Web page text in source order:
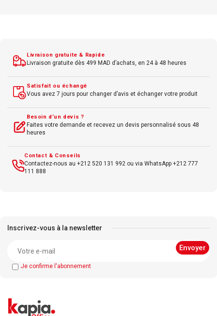
Livraison gratuite & Rapide
Livraison gratuite dès 499 MAD d’achats, en 24 à 48 heures
Satisfait ou échangé
Vous avez 7 jours pour changer d’avis et échanger votre produit
Besoin d’un devis ?
Faites votre demande et recevez un devis personnalisé sous 48
heures
Contact & Conseils
Contactez-nous au +212 520 131 992 ou via WhatsApp +212 777
111 888
Inscrivez-vous à la newsletter
Je confirme l'abonnement